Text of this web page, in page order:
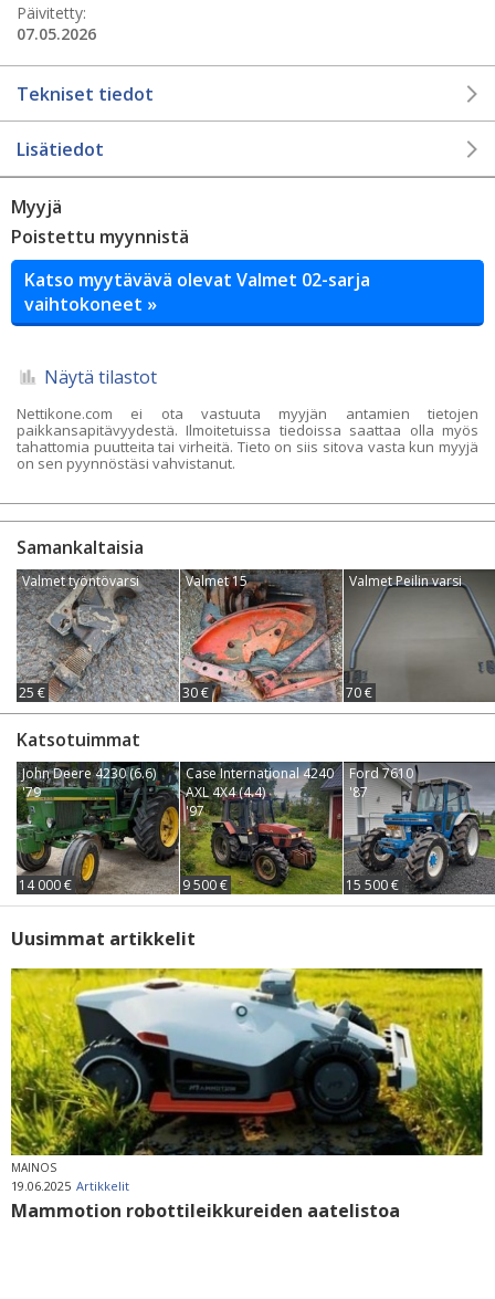
Päivitetty:
07.05.2026
Tekniset tiedot
Lisätiedot
Myyjä
Poistettu myynnistä
Katso myytävävä olevat Valmet 02-sarja
vaihtokoneet »
Näytä tilastot
Nettikone.com ei ota vastuuta myyjän antamien tietojen
paikkansapitävyydestä. Ilmoitetuissa tiedoissa saattaa olla myös
tahattomia puutteita tai virheitä. Tieto on siis sitova vasta kun myyjä
on sen pyynnöstäsi vahvistanut.
Samankaltaisia
Valmet työntövarsi
25 €
Valmet 15
30 €
Valmet Peilin varsi
70 €
Katsotuimmat
John Deere 4230 (6.6)
'79
14 000 €
Case International 4240
AXL 4X4 (4.4)
'97
9 500 €
Ford 7610
'87
15 500 €
Uusimmat artikkelit
MAINOS
19.06.2025 Artikkelit
Mammotion robottileikkureiden aatelistoa